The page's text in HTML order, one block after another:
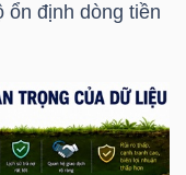
ổn định dòng tiền